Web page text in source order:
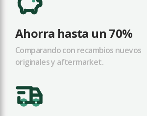
Ahorra hasta un 70%
Comparando con recambios nuevos
originales y aftermarket.